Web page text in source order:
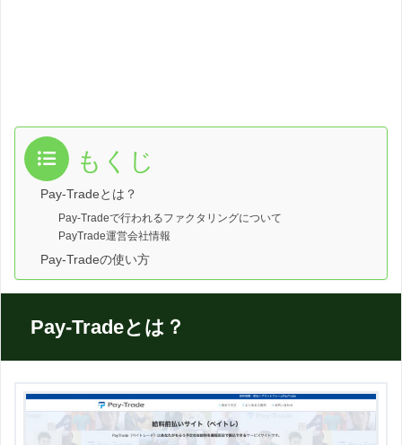
もくじ
Pay-Tradeとは？
Pay-Tradeで行われるファクタリングについて
PayTrade運営会社情報
Pay-Tradeの使い方
Pay-Tradeとは？